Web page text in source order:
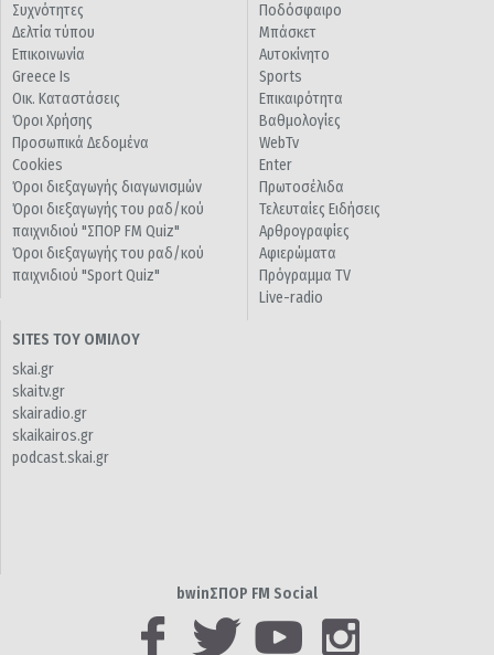
Συχνότητες
Δελτία τύπου
Επικοινωνία
Greece Is
Οικ. Καταστάσεις
Όροι Χρήσης
Προσωπικά Δεδομένα
Cookies
Όροι διεξαγωγής διαγωνισμών
Όροι διεξαγωγής του ραδ/κού
παιχνιδιού "ΣΠΟΡ FM Quiz"
Όροι διεξαγωγής του ραδ/κού
παιχνιδιού "Sport Quiz"
Ποδόσφαιρο
Μπάσκετ
Αυτοκίνητο
Sports
Επικαιρότητα
Βαθμολογίες
WebTv
Enter
Πρωτοσέλιδα
Τελευταίες Ειδήσεις
Αρθρογραφίες
Αφιερώματα
Πρόγραμμα TV
Live-radio
SITES ΤΟΥ ΟΜΙΛΟΥ
skai.gr
skaitv.gr
skairadio.gr
skaikairos.gr
podcast.skai.gr
bwinΣΠΟΡ FM Social